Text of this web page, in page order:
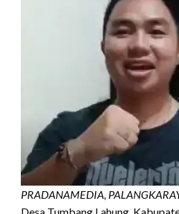
PRADANAMEDIA,